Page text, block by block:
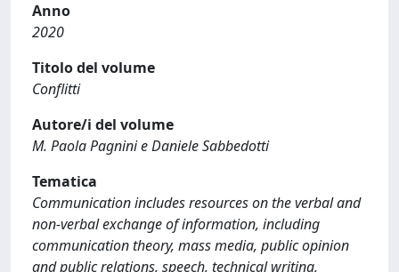
Anno
2020
Titolo del volume
Conflitti
Autore/i del volume
M. Paola Pagnini e Daniele Sabbedotti
Tematica
Communication includes resources on the verbal and
non-verbal exchange of information, including
communication theory, mass media, public opinion
and public relations, speech, technical writing,